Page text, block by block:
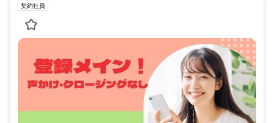
契約社員